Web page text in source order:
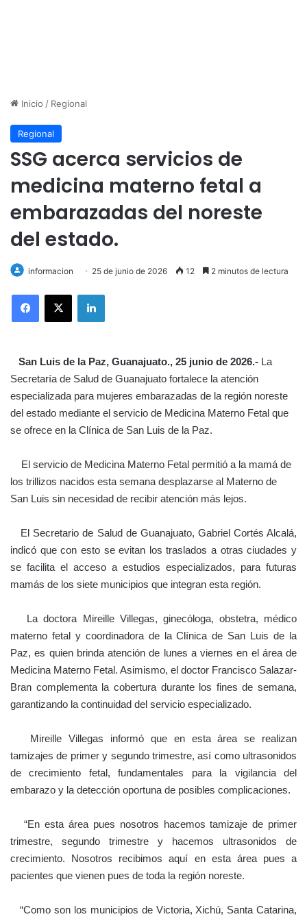
Inicio / Regional
Regional
SSG acerca servicios de
medicina materno fetal a
embarazadas del noreste
del estado.
informacion 25 de junio de 2026 12 2 minutos de lectura
LinkedIn
San Luis de la Paz, Guanajuato., 25 junio de 2026.- La
Secretaría de Salud de Guanajuato fortalece la atención
especializada para mujeres embarazadas de la región noreste
del estado mediante el servicio de Medicina Materno Fetal que
se ofrece en la Clínica de San Luis de la Paz.
El servicio de Medicina Materno Fetal permitió a la mamá de
los trillizos nacidos esta semana desplazarse al Materno de
San Luis sin necesidad de recibir atención más lejos.
El Secretario de Salud de Guanajuato, Gabriel Cortés Alcalá,
indicó que con esto se evitan los traslados a otras ciudades y
se facilita el acceso a estudios especializados, para futuras
mamás de los siete municipios que integran esta región.
La doctora Mireille Villegas, ginecóloga, obstetra, médico
materno fetal y coordinadora de la Clínica de San Luis de la
Paz, es quien brinda atención de lunes a viernes en el área de
Medicina Materno Fetal. Asimismo, el doctor Francisco Salazar-
Bran complementa la cobertura durante los fines de semana,
garantizando la continuidad del servicio especializado.
Mireille Villegas informó que en esta área se realizan
tamizajes de primer y segundo trimestre, así como ultrasonidos
de crecimiento fetal, fundamentales para la vigilancia del
embarazo y la detección oportuna de posibles complicaciones.
“En esta área pues nosotros hacemos tamizaje de primer
trimestre, segundo trimestre y hacemos ultrasonidos de
crecimiento. Nosotros recibimos aquí en esta área pues a
pacientes que vienen pues de toda la región noreste.
“Como son los municipios de Victoria, Xichú, Santa Catarina,